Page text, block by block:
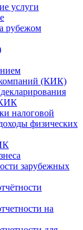
услуги
рубежом
(КИК)
налоговой
физических
зарубежных
на